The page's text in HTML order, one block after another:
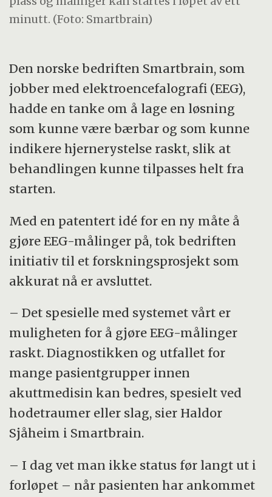
minutt. (Foto: Smartbrain)
Den norske bedriften Smartbrain, som
jobber med elektroencefalografi (EEG),
hadde en tanke om å lage en løsning
som kunne være bærbar og som kunne
indikere hjernerystelse raskt, slik at
behandlingen kunne tilpasses helt fra
starten.
Med en patentert idé for en ny måte å
gjøre EEG-målinger på, tok bedriften
initiativ til et forskningsprosjekt som
akkurat nå er avsluttet.
– Det spesielle med systemet vårt er
muligheten for å gjøre EEG-målinger
raskt. Diagnostikken og utfallet for
mange pasientgrupper innen
akuttmedisin kan bedres, spesielt ved
hodetraumer eller slag, sier Haldor
Sjåheim i Smartbrain.
– I dag vet man ikke status før langt ut i
forløpet – når pasienten har ankommet